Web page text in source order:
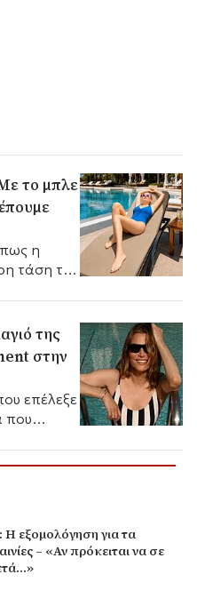
το μπλε
η
τάση του
της
στην
επέλεξε
που
εξομολόγηση για τα
– «Αν πρόκειται να σε